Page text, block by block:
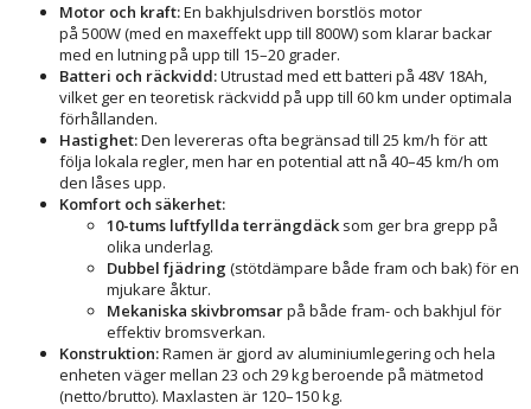
Motor och kraft:En bakhjulsdriven borstlös motor
på 500W (med en maxeffekt upp till 800W) som klarar backar
med en lutning på upp till 15–20 grader.
Batteri och räckvidd:Utrustad med ett batteri på 48V 18Ah,
vilket ger en teoretisk räckvidd på upp till 60 km under optimala
förhållanden.
Hastighet:Den levereras ofta begränsad till 25 km/h för att
följa lokala regler, men har en potential att nå 40–45 km/h om
den låses upp.
Komfort och säkerhet:
10-tums luftfyllda terrängdäck som ger bra grepp på
olika underlag.
Dubbel fjädring (stötdämpare både fram och bak) för en
mjukare åktur.
Mekaniska skivbromsarpå både fram- och bakhjul för
effektiv bromsverkan.
Konstruktion:Ramen är gjord av aluminiumlegering och hela
enheten väger mellan 23 och 29 kg beroende på mätmetod
(netto/brutto). Maxlasten är 120–150 kg.